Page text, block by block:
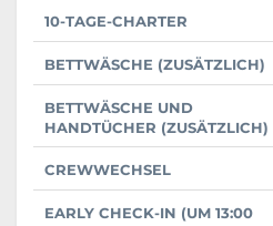
10-TAGE-CHARTER
BETTWÄSCHE (ZUSÄTZLICH)
BETTWÄSCHE UND
HANDTÜCHER (ZUSÄTZLICH)
CREWWECHSEL
EARLY CHECK-IN (UM 13:00